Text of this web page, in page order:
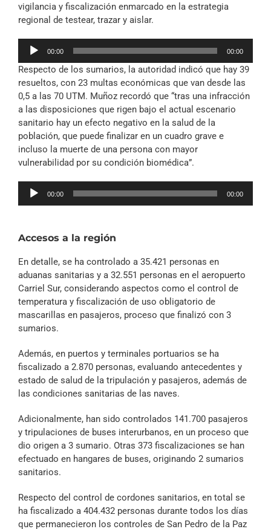
vigilancia y fiscalización enmarcado en la estrategia
regional de testear, trazar y aislar.
Reproductor
audio
00:00 00:00
Respecto de los sumarios, la autoridad indicó que hay 39
resueltos, con 23 multas económicas que van desde las
0,5 a las 70 UTM. Muñoz recordó que “tras una infracción
a las disposiciones que rigen bajo el actual escenario
sanitario hay un efecto negativo en la salud de la
población, que puede finalizar en un cuadro grave e
incluso la muerte de una persona con mayor
vulnerabilidad por su condición biomédica”.
Reproductor
00:00 00:00
Accesos a la región
En detalle, se ha controlado a 35.421 personas en
aduanas sanitarias y a 32.551 personas en el aeropuerto
Carriel Sur, considerando aspectos como el control de
temperatura y fiscalización de uso obligatorio de
mascarillas en pasajeros, proceso que finalizó con 3
sumarios.
Además, en puertos y terminales portuarios se ha
fiscalizado a 2.870 personas, evaluando antecedentes y
estado de salud de la tripulación y pasajeros, además de
las condiciones sanitarias de las naves.
Adicionalmente, han sido controlados 141.700 pasajeros
y tripulaciones de buses interurbanos, en un proceso que
dio origen a 3 sumario. Otras 373 fiscalizaciones se han
efectuado en hangares de buses, originando 2 sumarios
sanitarios.
Respecto del control de cordones sanitarios, en total se
ha fiscalizado a 404.432 personas durante todos los días
que permanecieron los controles de San Pedro de la Paz